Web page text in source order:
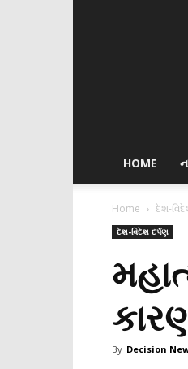
HOME
Home દેશ-
દેશ-વિદેશ દર્પણ
By Decision